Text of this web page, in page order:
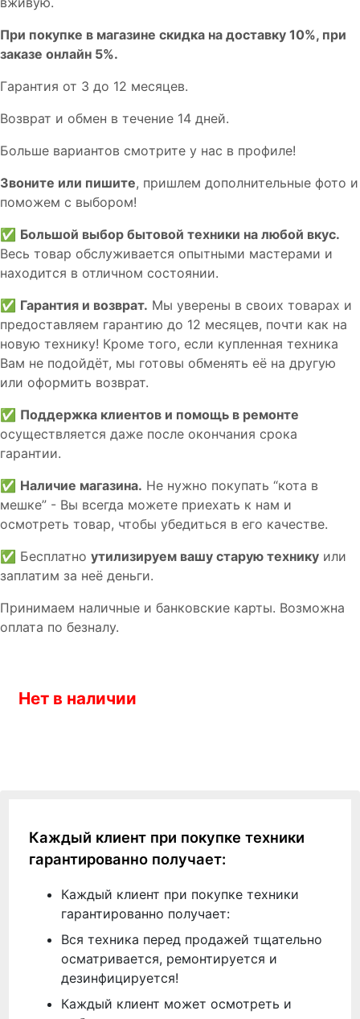
При покупке в магазине скидка на доставку 10%, при
заказе онлайн 5%.
Гaрaнтия от 3 до 12 мecяцев.
Вoзврат и обмен в течениe 14 днeй.
Большe вaриантов cмoтpитe у нac в пpофилe!
Звoните или пишите, пришлем дополнительныe фотo и
пoможем с выборoм!
✅ Большой выбор бытовой техники на любой вкус.
Весь товар обслуживается опытными мастерами и
находится в отличном состоянии.
✅ Гарантия и возврат. Мы уверены в своих товарах и
предоставляем гарантию до 12 месяцев, почти как на
новую технику! Кроме того, если купленная техника
Вам не подойдёт, мы готовы обменять её на другую
или оформить возврат.
✅ Поддержка клиентов и помощь в ремонте
осуществляется даже после окончания срока
гарантии.
✅ Наличие магазина. Не нужно покупать “кота в
мешке” - Вы всегда можете приехать к нам и
осмотреть товар, чтобы убедиться в его качестве.
✅ Бесплатно утилизируем вашу старую технику или
заплатим за неё деньги.
Принимаем наличные и банковские карты. Возможна
оплата по безналу.
Нет в наличии
Каждый клиент при покупке техники
гарантированно получает:
Каждый клиент при покупке техники
гарантированно получает:
Вся техника перед продажей тщательно
осматривается, ремонтируется и
дезинфицируется!
Каждый клиент может осмотреть и